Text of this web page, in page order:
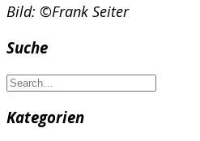
Bild: ©Frank Seiter
Suche
Kategorien